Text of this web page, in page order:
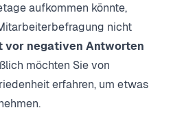
aufkommen könnte,
nicht
vor negativen Antworten
möchten Sie von
erfahren, um etwas